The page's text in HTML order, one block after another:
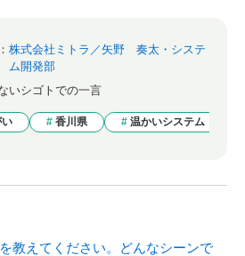
株式会社ミトラ／矢野 奏太・システ
ム開発部
いシゴトでの一言
香川県 温かいシステム
教えてください。どんなシーンで